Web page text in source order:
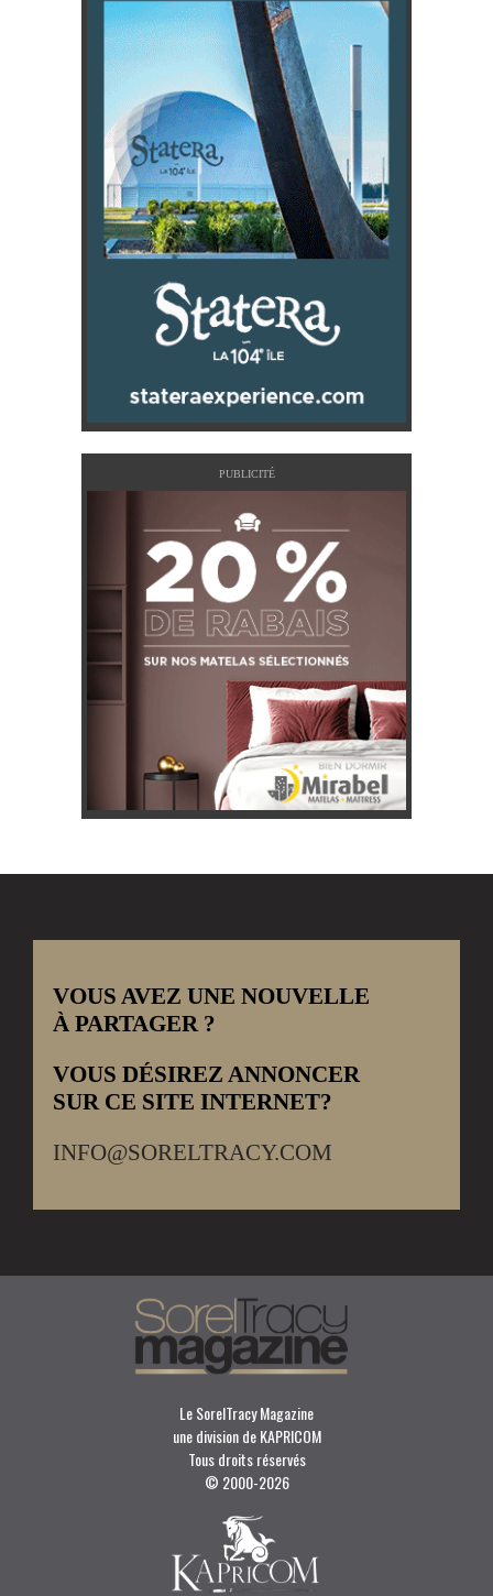
PUBLICITÉ
VOUS AVEZ UNE NOUVELLE
À PARTAGER ?
VOUS DÉSIREZ ANNONCER
SUR CE SITE INTERNET?
INFO@SORELTRACY.COM
Le SorelTracy Magazine
une division de KAPRICOM
Tous droits réservés
© 2000-2026